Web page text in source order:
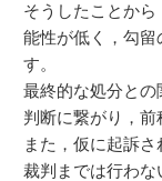
そうしたことか
能性が低く，勾
す。
最終的な処分と
判断に繋がり，前
また，仮に起訴
裁判までは行わな